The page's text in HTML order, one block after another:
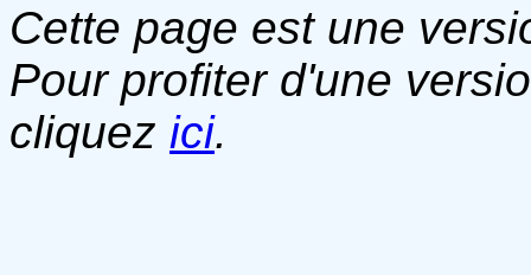
Cette page est une
Pour profiter d'une
cliquez ici.